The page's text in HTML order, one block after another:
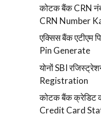
कोटक बैंक CRN
CRN Number
एक्सिस बैंक एटीएम
Pin Generate
योनों SBI
Registration
कोटक बैंक क्रेडिट
Credit Card